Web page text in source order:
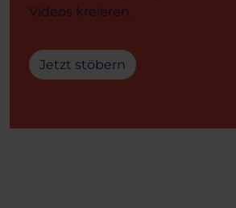
Videos kreieren.
Jetzt stöbern